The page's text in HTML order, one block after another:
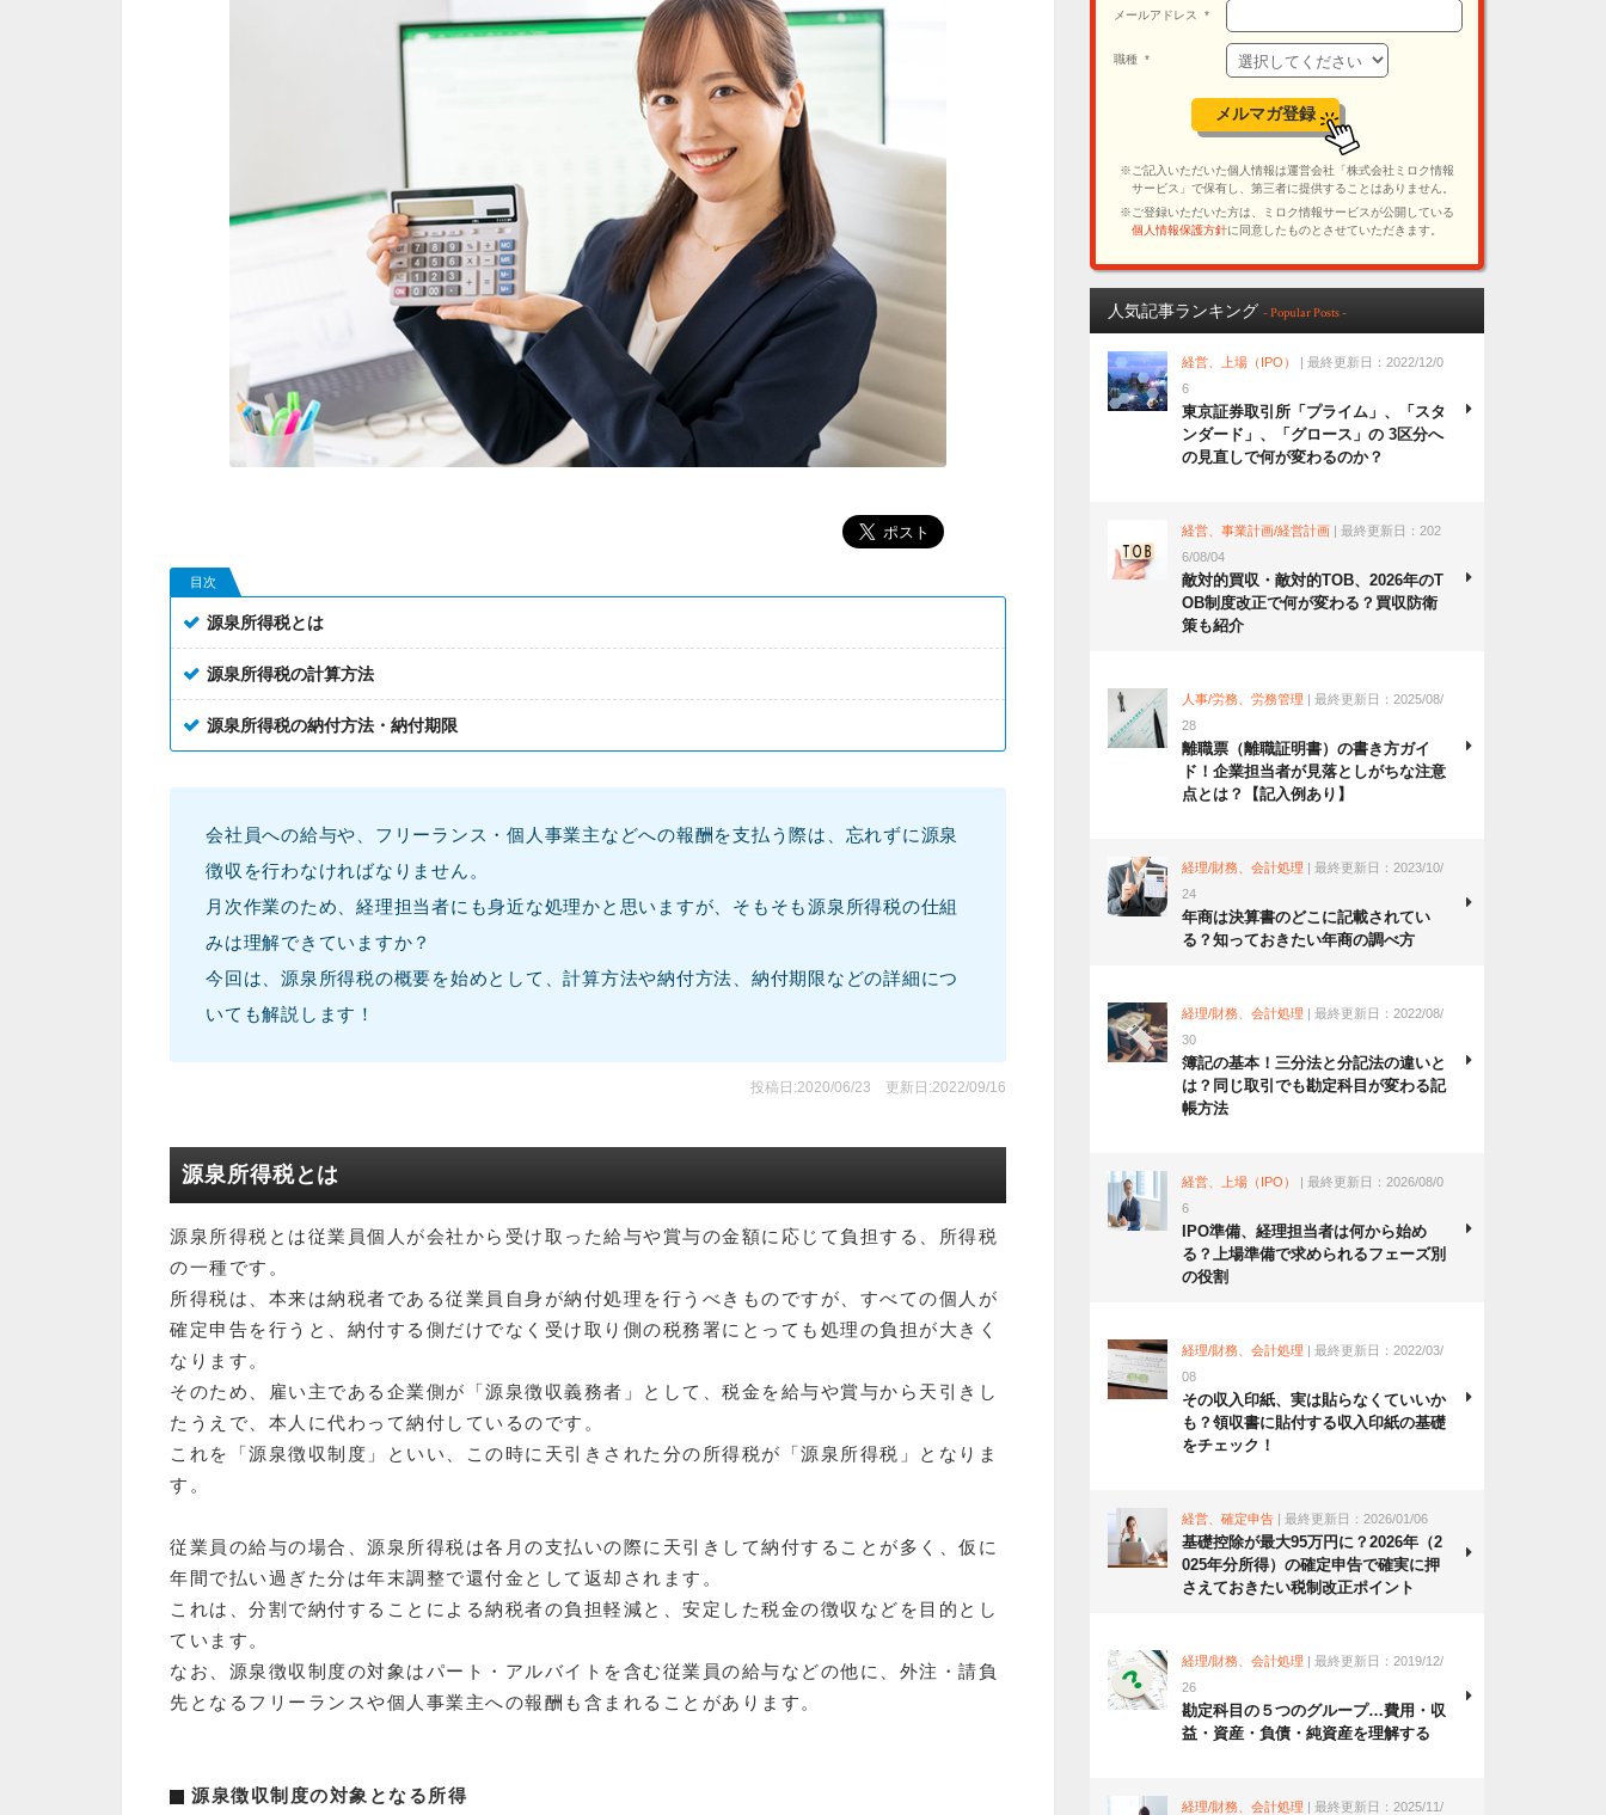
目次
源泉所得税とは
源泉所得税の計算方法
源泉所得税の納付方法・納付期限
会社員への給与や、フリーランス・個人事業主などへの報酬を支払う際は、忘れずに源泉
徴収を行わなければなりません。
月次作業のため、経理担当者にも身近な処理かと思いますが、そもそも源泉所得税の仕組
みは理解できていますか？
今回は、源泉所得税の概要を始めとして、計算方法や納付方法、納付期限などの詳細につ
いても解説します！
投稿日:2020/06/23 更新日:2022/09/16
源泉所得税とは
源泉所得税とは従業員個人が会社から受け取った給与や賞与の金額に応じて負担する、所得税
の一種です。
所得税は、本来は納税者である従業員自身が納付処理を行うべきものですが、すべての個人が
確定申告を行うと、納付する側だけでなく受け取り側の税務署にとっても処理の負担が大きく
なります。
そのため、雇い主である企業側が「源泉徴収義務者」として、税金を給与や賞与から天引きし
たうえで、本人に代わって納付しているのです。
これを「源泉徴収制度」といい、この時に天引きされた分の所得税が「源泉所得税」となりま
す。
従業員の給与の場合、源泉所得税は各月の支払いの際に天引きして納付することが多く、仮に
年間で払い過ぎた分は年末調整で還付金として返却されます。
これは、分割で納付することによる納税者の負担軽減と、安定した税金の徴収などを目的とし
ています。
なお、源泉徴収制度の対象はパート・アルバイトを含む従業員の給与などの他に、外注・請負
先となるフリーランスや個人事業主への報酬も含まれることがあります。
源泉徴収制度の対象となる所得
人気記事ランキング - Popular Posts -
経営、上場（IPO）
| 最終更新日：2022/12/0
6
東京証券取引所「プライム」、「スタ
ンダード」、「グロース」の 3区分へ
の見直しで何が変わるのか？
経営、事業計画/経営計画 | 最終更新日：202
6/08/04
敵対的買収・敵対的TOB、2026年のT
OB制度改正で何が変わる？買収防衛
策も紹介
人事/労務、労務管理 | 最終更新日：2025/08/
28
離職票（離職証明書）の書き方ガイ
ド！企業担当者が見落としがちな注意
点とは？【記入例あり】
経理/財務、会計処理 | 最終更新日：2023/10/
24
年商は決算書のどこに記載されてい
る？知っておきたい年商の調べ方
経理/財務、会計処理 | 最終更新日：2022/08/
30
簿記の基本！三分法と分記法の違いと
は？同じ取引でも勘定科目が変わる記
帳方法
経営、上場（IPO）
| 最終更新日：2026/08/0
6
IPO準備、経理担当者は何から始め
る？上場準備で求められるフェーズ別
の役割
経理/財務、会計処理 | 最終更新日：2022/03/
08
その収入印紙、実は貼らなくていいか
も？領収書に貼付する収入印紙の基礎
をチェック！
経営、確定申告 | 最終更新日：2026/01/06
基礎控除が最大95万円に？2026年（2
025年分所得）の確定申告で確実に押
さえておきたい税制改正ポイント
経理/財務、会計処理 | 最終更新日：2019/12/
26
勘定科目の５つのグループ…費用・収
益・資産・負債・純資産を理解する
経理/財務、会計処理 | 最終更新日：2025/11/